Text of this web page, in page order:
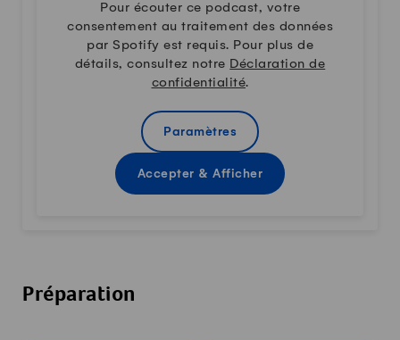
Pour écouter ce podcast, votre
consentement au traitement des données
par Spotify est requis. Pour plus de
détails, consultez notre Déclaration de
confidentialité.
Paramètres
Accepter & Afficher
Préparation